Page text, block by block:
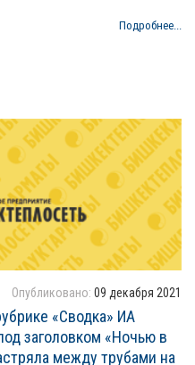
Подробнее...
Опубликовано: 09 декабря 2021
«Сводка» ИА
заголовком «Ночью в
между трубами на